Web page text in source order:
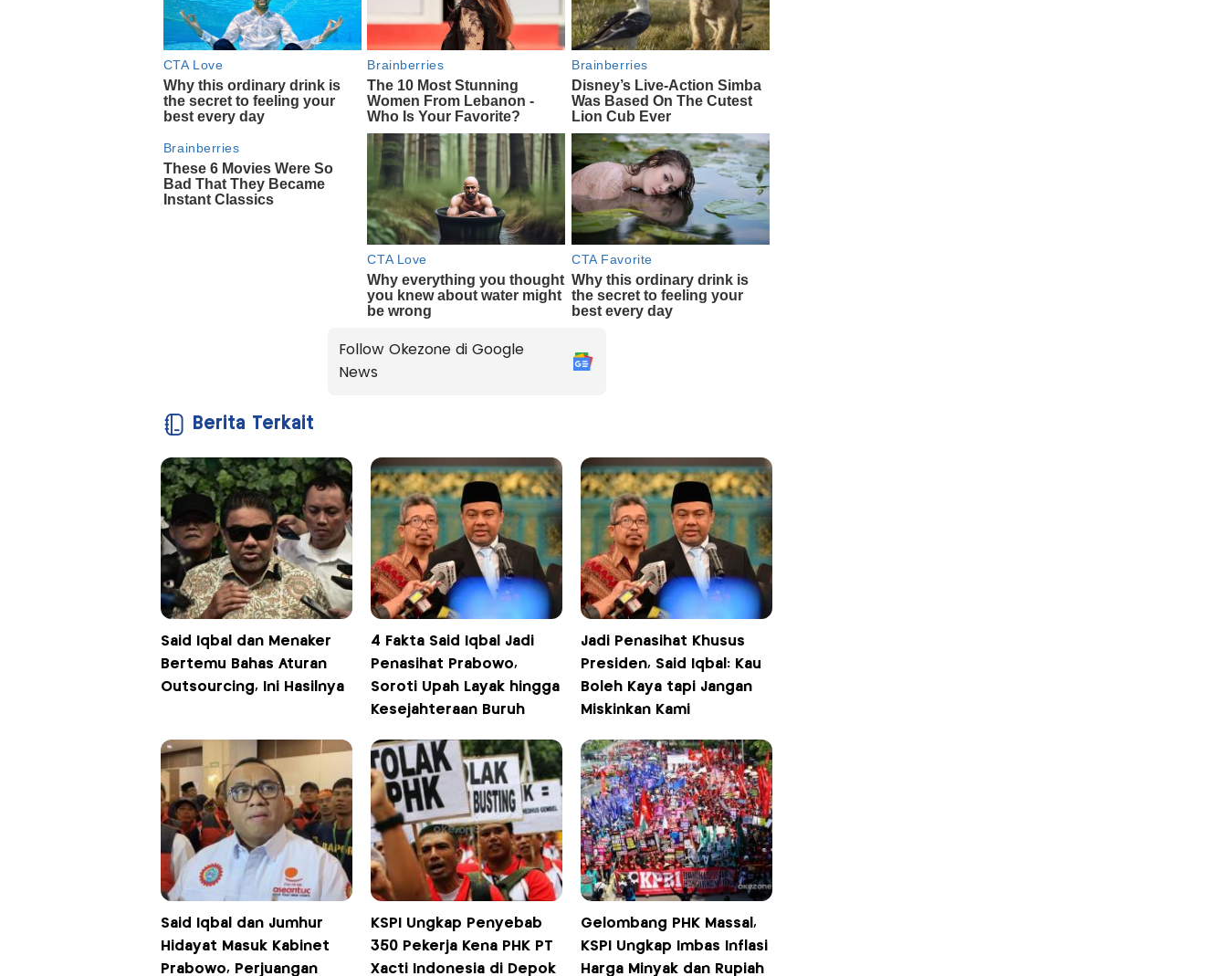
Follow Okezone di Google
News
Berita Terkait
Said Iqbal dan Menaker
Bertemu Bahas Aturan
Outsourcing, Ini Hasilnya
4 Fakta Said Iqbal Jadi
Penasihat Prabowo,
Soroti Upah Layak hingga
Kesejahteraan Buruh
Jadi Penasihat Khusus
Presiden, Said Iqbal: Kau
Boleh Kaya tapi Jangan
Miskinkan Kami
Said Iqbal dan Jumhur
Hidayat Masuk Kabinet
Prabowo, Perjuangan
KSPI Ungkap Penyebab
350 Pekerja Kena PHK PT
Xacti Indonesia di Depok
Gelombang PHK Massal,
KSPI Ungkap Imbas Inflasi
Harga Minyak dan Rupiah